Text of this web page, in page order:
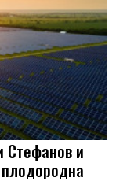
Стефанов и